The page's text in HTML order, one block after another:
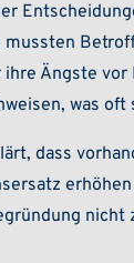
mussten
Ängste vor
was oft
dass
nicht